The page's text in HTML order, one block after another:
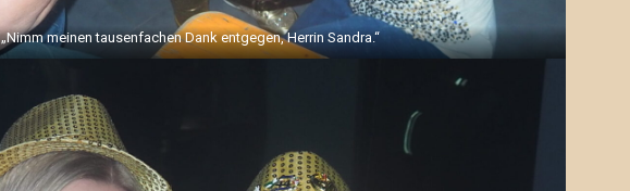
„Nimm meinen tausenfachen Dank entgegen, Herrin Sandra.“